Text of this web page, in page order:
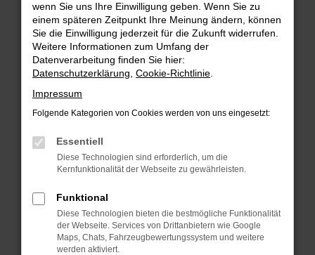
FEHLER: NETWORK ERROR
Beim Laden ist ein Fehler aufgetreten.
Hier sind ein paar Tipps, die dir helfen können:
Überprüfe deine Firewall und deine
Internetverbindung.
Laden andere Webseiten, zum Beispiel deine
Prüfe deine Browsererweiterungen.
Manche Erweiterungen, wie Werbeblocker,
verhindern. Funktioniert die Seite in einem
anderen Browser oder in einem privaten
Fenster?
Starte dein Gerät neu.
wenn Sie uns Ihre Einwilligung geben. Wenn Sie zu
einem späteren Zeitpunkt Ihre Meinung ändern, können
Sie die Einwilligung jederzeit für die Zukunft widerrufen.
Weitere Informationen zum Umfang der
Datenverarbeitung finden Sie hier:
Datenschutzerklärung Cookie-Richtlinie
Impressum
Folgende Kategorien von Cookies werden von uns eingesetzt:
Essentiell
Diese Technologien sind erforderlich, um die
Kernfunktionalität der Webseite zu gewährleisten.
Funktional
Diese Technologien bieten die bestmögliche Funktionalität
der Webseite. Services von Drittanbietern wie Google
Maps, Chats, Fahrzeugbewertungssystem und weitere
werden aktiviert.